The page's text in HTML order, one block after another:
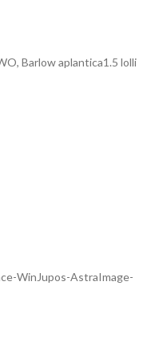
Barlow aplantica1.5 lolli
WinJupos-AstraImage-